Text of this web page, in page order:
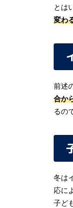
とは
変わ
前述
合か
るの
冬は
応に
子ど